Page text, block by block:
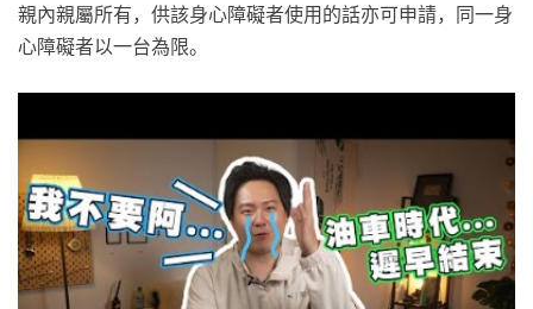
親內親屬所有，供該身心障礙者使用的話亦可申請，同一身
心障礙者以一台為限。